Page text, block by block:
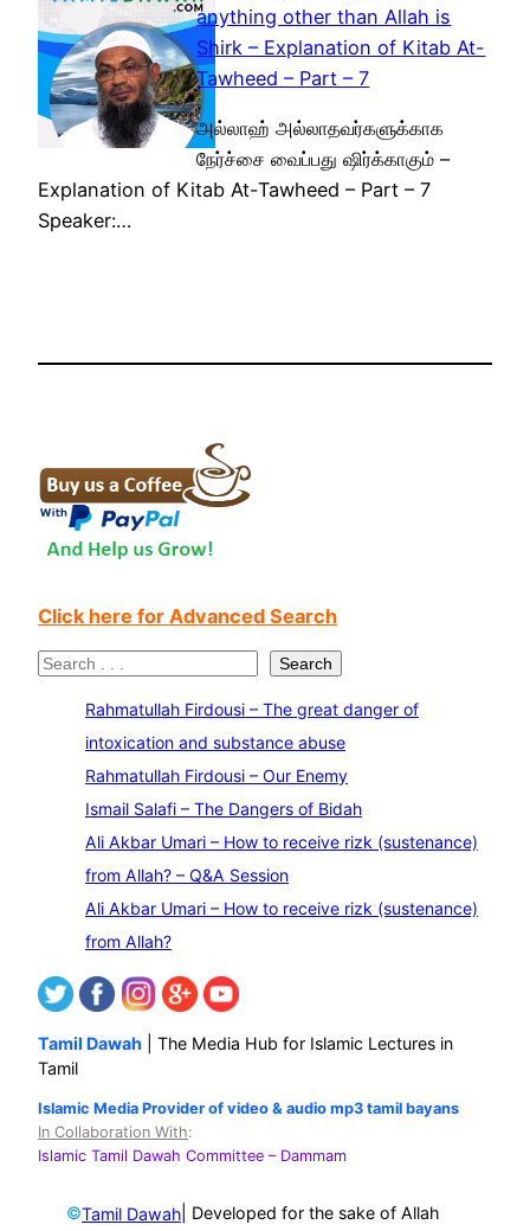
anything other than Allah is
Shirk – Explanation of Kitab At-
Tawheed – Part – 7
அல்லாஹ் அல்லாதவர்களுக்காக
நேர்ச்சை வைப்பது ஷிர்க்காகும் –
Explanation of Kitab At-Tawheed – Part – 7
Speaker:…
Click here for Advanced Search
S
Search
Rahmatullah Firdousi – The great danger of
intoxication and substance abuse
Rahmatullah Firdousi – Our Enemy
Ismail Salafi – The Dangers of Bidah
Ali Akbar Umari – How to receive rizk (sustenance)
from Allah? – Q&A Session
Ali Akbar Umari – How to receive rizk (sustenance)
from Allah?
Tamil Dawah | The Media Hub for Islamic Lectures in
Tamil
Islamic Media Provider of video & audio mp3 tamil bayans
In Collaboration With:
Islamic Tamil Dawah Committee – Dammam
©Tamil Dawah | Developed for the sake of Allah